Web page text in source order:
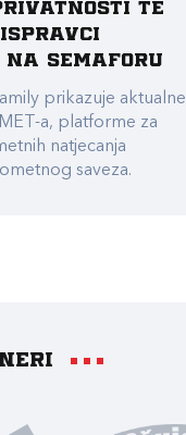
te
Semaforu
prikazuje aktualne
a, platforme za
natjecanja
saveza.